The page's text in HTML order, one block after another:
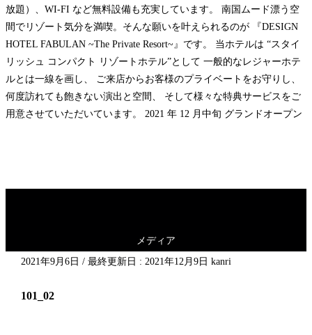
放題）、WI-FI など無料設備も充実しています。 南国ムード漂う空
間でリゾート気分を満喫。そんな願いを叶えられるのが 『DESIGN
HOTEL FABULAN ~The Private Resort~』です。 当ホテルは “スタイ
リッシュ コンパクト リゾートホテル”として 一般的なレジャーホテ
ルとは一線を画し、 ご来店からお客様のプライベートをお守りし、
何度訪れても飽きない演出と空間、 そして様々な特典サービスをご
用意させていただいています。 2021 年 12 月中旬 グランドオープン
メディア
2021年9月6日 / 最終更新日 : 2021年12月9日 kanri
101_02